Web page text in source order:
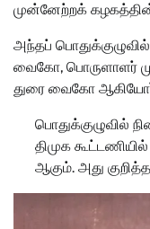
முன்னேற்றக் கழகத்தின்
அந்தப்
வைகோ, பொருளாளர்
துரை வைகோ
பொதுக்குழுவில்
திமுக
ஆகும். அது